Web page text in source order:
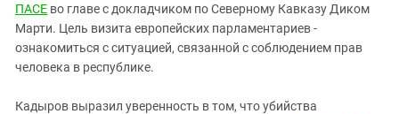
Северная Осетия - Алания
СКФО
Ставропольский край
Чечня
ПАСЕ во главе с докладчиком по Северному Кавказу Диком
Марти. Цель визита европейских парламентариев -
ознакомиться с ситуацией, связанной с соблюдением прав
человека в республике.
Кадыров выразил уверенность в том, что убийства